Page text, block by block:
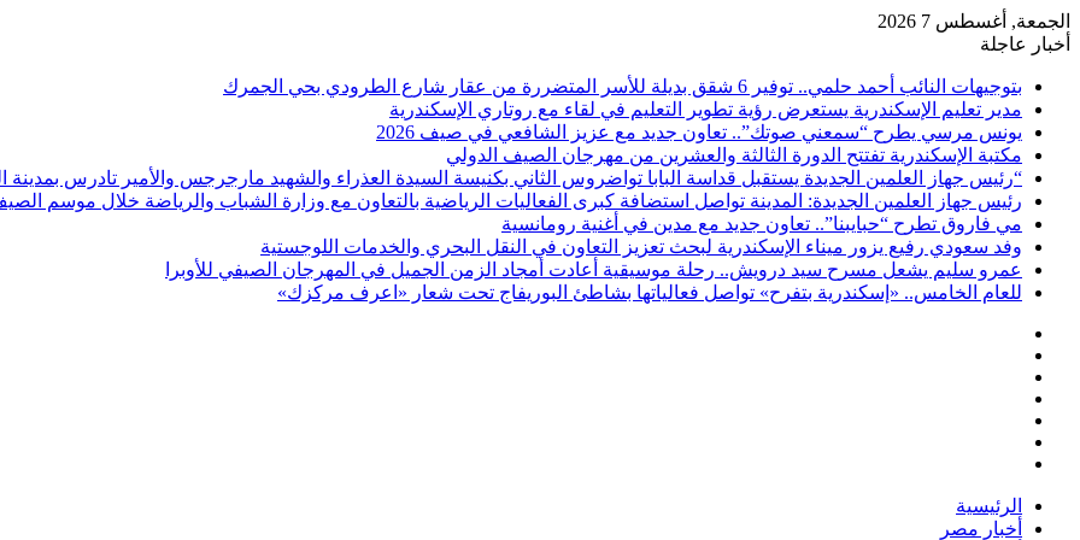
الجمعة, أغسطس 7 2026
أخبار عاجلة
بتوجيهات النائب أحمد حلمي.. توفير 6 شقق بديلة للأسر المتضررة من عقار شارع الطرودي بحي الجمرك
مدير تعليم الإسكندرية يستعرض رؤية تطوير التعليم في لقاء مع روتاري الإسكندرية
يونس مرسي يطرح “سمعني صوتك”.. تعاون جديد مع عزيز الشافعي في صيف 2026
مكتبة الإسكندرية تفتتح الدورة الثالثة والعشرين من مهرجان الصيف الدولي
“رئيس جهاز العلمين الجديدة يستقبل قداسة البابا تواضروس الثاني بكنيسة السيدة العذراء والشهيد مارجرجس والأمير تادرس بمدينة
رئيس جهاز العلمين الجديدة: المدينة تواصل استضافة كبرى الفعاليات الرياضية بالتعاون مع وزارة الشباب والرياضة خلال موسم
مي فاروق تطرح “حبايبنا”.. تعاون جديد مع مدين في أغنية رومانسية
وفد سعودي رفيع يزور ميناء الإسكندرية لبحث تعزيز التعاون في النقل البحري والخدمات اللوجستية
عمرو سليم يشعل مسرح سيد درويش.. رحلة موسيقية أعادت أمجاد الزمن الجميل في المهرجان الصيفي للأوبرا
للعام الخامس.. «إسكندرية بتفرح» تواصل فعالياتها بشاطئ البوريفاج تحت شعار «اعرف مركزك»
جانبي
الرئيسية
أخبار مصر